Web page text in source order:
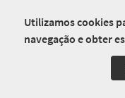
Utilizamos cookies
navegação e obter